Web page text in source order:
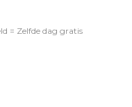
= Zelfde dag gratis